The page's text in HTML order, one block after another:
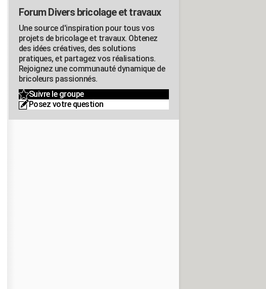
Forum Divers bricolage et travaux
Une source d'inspiration pour tous vos
projets de bricolage et travaux. Obtenez
des idées créatives, des solutions
pratiques, et partagez vos réalisations.
Rejoignez une communauté dynamique de
bricoleurs passionnés.
Suivre le groupe
Posez votre question